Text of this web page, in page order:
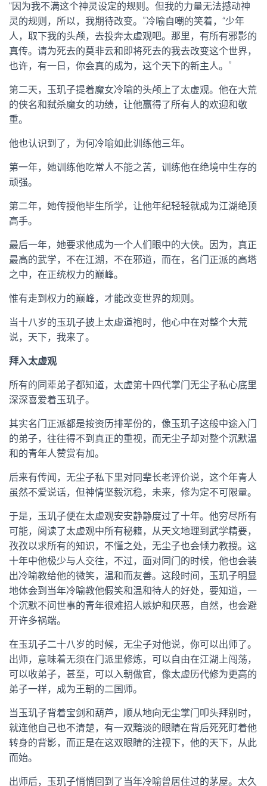
“因为我不满这个神灵设定的规则。但我的力量无法撼动神
灵的规则，所以，我期待改变。”冷喻自嘲的笑着，“少年
人，取下我的头颅，去投奔太虚观吧。那里，有所有邪影的
真传。请为死去的莫非云和即将死去的我去改变这个世界，
也许，有一日，你会真的成为，这个天下的新主人。”
第二天，玉玑子提着魔女冷喻的头颅上了太虚观。他在大荒
的侠名和弑杀魔女的功绩，让他赢得了所有人的欢迎和敬
重。
他也认识到了，为何冷喻如此训练他三年。
第一年，她训练他吃常人不能之苦，训练他在绝境中生存的
顽强。
第二年，她传授他毕生所学，让他年纪轻轻就成为江湖绝顶
高手。
最后一年，她要求他成为一个人们眼中的大侠。因为，真正
最高的武学，不在江湖，不在邪道，而在，名门正派的高塔
之中，在正统权力的巅峰。
惟有走到权力的巅峰，才能改变世界的规则。
当十八岁的玉玑子披上太虚道袍时，他心中在对整个大荒
说，天下，我来了。
拜入太虚观
所有的同辈弟子都知道，太虚第十四代掌门无尘子私心底里
深深喜爱着玉玑子。
其实名门正派都是按资历排辈份的，像玉玑子这般中途入门
的弟子，往往得不到真正的重视，而无尘子却对整个沉默温
和的青年人赞赏有加。
后来有传闻，无尘子私下里对同辈长老评价说，这个年青人
虽然不爱说话，但神情坚毅沉稳，未来，修为定不可限量。
于是，玉玑子便在太虚观安安静静度过了十年。他穷尽所有
可能，阅读了太虚观中所有秘籍，从天文地理到武学精要，
孜孜以求所有的知识，不懂之处，无尘子也会倾力教授。这
十年中他极少与人交往，不过，面对同门的时候，他也会装
出冷喻教给他的微笑，温和而友善。这段时间，玉玑子明显
地体会到当年冷喻教他假笑和温和待人的好处，要知道，一
个沉默不问世事的青年很难招人嫉妒和厌恶，自然，也会避
开许多祸端。
在玉玑子二十八岁的时候，无尘子对他说，你可以出师了。
出师，意味着无须在门派里修炼，可以自由在江湖上闯荡，
可以收弟子，甚至，可以入朝做官，像太虚历代修为更高的
弟子一样，成为王朝的二国师。
当玉玑子背着宝剑和葫芦，顺从地向无尘掌门叩头拜别时，
就连他自己也不清楚，有一双黯淡的眼睛在背后死死盯着他
转身的背影，而正是在这双眼睛的注视下，他的天下，从此
而始。
出师后，玉玑子悄悄回到了当年冷喻曾居住过的茅屋。太久